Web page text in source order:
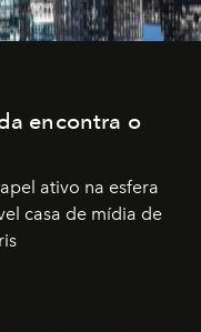
encontra o
ativo na esfera
casa de mídia de